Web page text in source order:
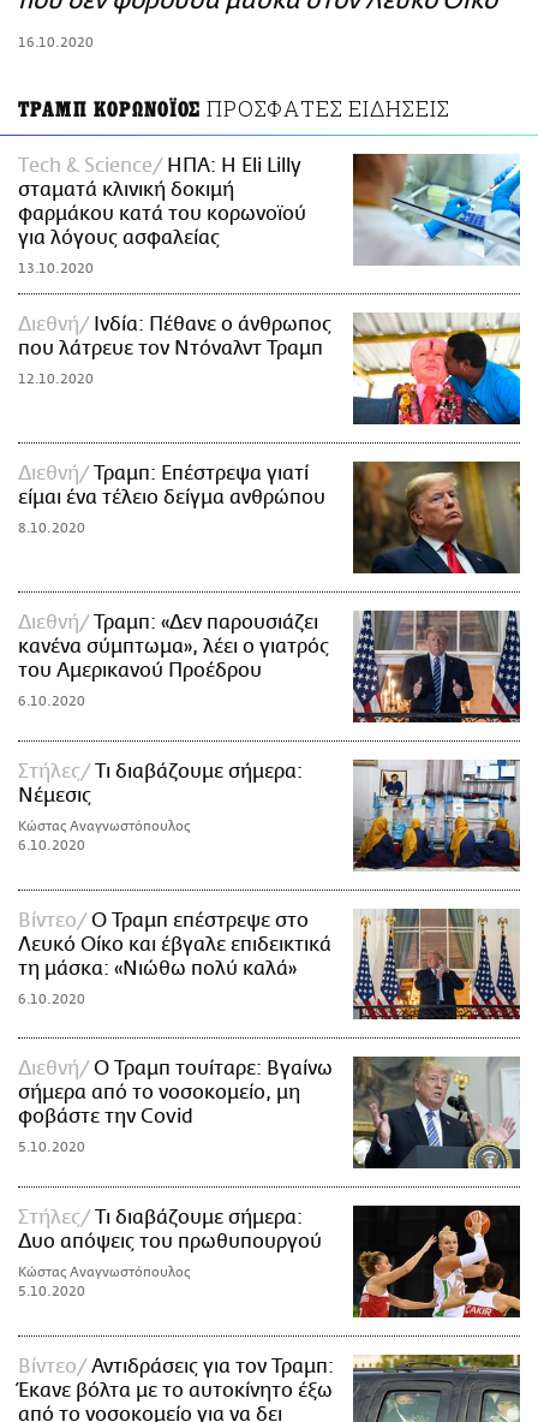
16.10.2020
ΤΡΑΜΠ ΚΟΡΩΝΟΪΟΣ ΠΡΟΣΦΑΤΕΣ ΕΙΔΗΣΕΙΣ
Τech & Science
ΗΠΑ: Η Eli Lilly
σταματά κλινική δοκιμή
φαρμάκου κατά του κορωνοϊού
για λόγους ασφαλείας
13.10.2020
Διεθνή
Ινδία: Πέθανε ο άνθρωπος
που λάτρευε τον Ντόναλντ Τραμπ
12.10.2020
Διεθνή
Τραμπ: Επέστρεψα γιατί
είμαι ένα τέλειο δείγμα ανθρώπου
8.10.2020
Διεθνή
Τραμπ: «Δεν παρουσιάζει
κανένα σύμπτωμα», λέει ο γιατρός
του Αμερικανού Προέδρου
6.10.2020
Στήλες
Τι διαβάζουμε σήμερα:
Νέμεσις
Κώστας Αναγνωστόπουλος
6.10.2020
Βίντεο
Ο Τραμπ επέστρεψε στο
Λευκό Οίκο και έβγαλε επιδεικτικά
τη μάσκα: «Νιώθω πολύ καλά»
6.10.2020
Διεθνή
O Τραμπ τουίταρε: Βγαίνω
σήμερα από το νοσοκομείο, μη
φοβάστε την Covid
5.10.2020
Στήλες
Τι διαβάζουμε σήμερα:
Δυο απόψεις του πρωθυπουργού
Κώστας Αναγνωστόπουλος
5.10.2020
Βίντεο
Αντιδράσεις για τον Τραμπ:
Έκανε βόλτα με το αυτοκίνητο έξω
από το νοσοκομείο για να δει